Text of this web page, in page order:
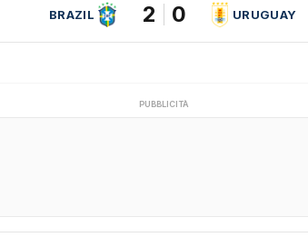
BRAZIL 2 0 URUGUAY
PUBBLICITÀ